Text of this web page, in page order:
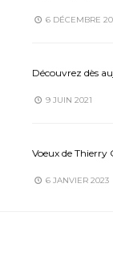
6 DÉCEMBRE
Découvrez dès
9 JUIN 2021
Voeux de Thierry
6 JANVIER 2023